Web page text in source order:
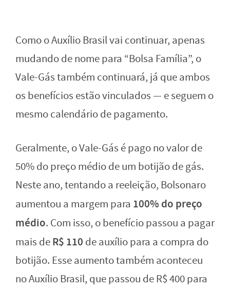
Como o Auxílio Brasil vai continuar, apenas
mudando de nome para “Bolsa Família”, o
Vale-Gás também continuará, já que ambos
os benefícios estão vinculados — e seguem o
mesmo calendário de pagamento.
Geralmente, o Vale-Gás é pago no valor de
50% do preço médio de um botijão de gás.
Neste ano, tentando a reeleição, Bolsonaro
aumentou a margem para 100% do preço
médio. Com isso, o benefício passou a pagar
mais deR$ 110 de auxílio para a compra do
botijão. Esse aumento também aconteceu
no Auxílio Brasil, que passou de R$ 400 para